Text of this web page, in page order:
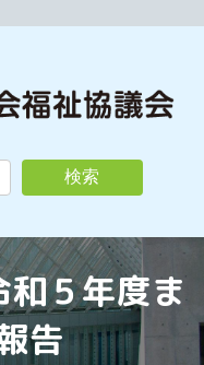
検索
５年度ま
告